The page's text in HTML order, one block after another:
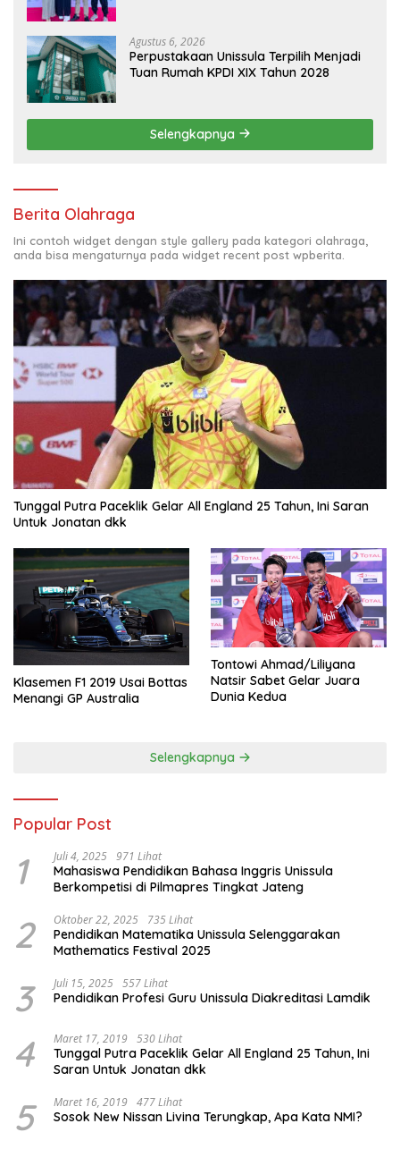
Agustus 6, 2026
Perpustakaan Unissula Terpilih Menjadi
Tuan Rumah KPDI XIX Tahun 2028
Selengkapnya
Berita Olahraga
Ini contoh widget dengan style gallery pada kategori olahraga,
anda bisa mengaturnya pada widget recent post wpberita.
Tunggal Putra Paceklik Gelar All England 25 Tahun, Ini Saran
Untuk Jonatan dkk
Klasemen F1 2019 Usai Bottas
Menangi GP Australia
Tontowi Ahmad/Liliyana
Natsir Sabet Gelar Juara
Dunia Kedua
Selengkapnya
Popular Post
1 Juli 4, 2025 971 Lihat
Mahasiswa Pendidikan Bahasa Inggris Unissula
Berkompetisi di Pilmapres Tingkat Jateng
2 Oktober 22, 2025 735 Lihat
Pendidikan Matematika Unissula Selenggarakan
Mathematics Festival 2025
3 Juli 15, 2025 557 Lihat
Pendidikan Profesi Guru Unissula Diakreditasi Lamdik
4 Maret 17, 2019 530 Lihat
Tunggal Putra Paceklik Gelar All England 25 Tahun, Ini
Saran Untuk Jonatan dkk
5 Maret 16, 2019 477 Lihat
Sosok New Nissan Livina Terungkap, Apa Kata NMI?